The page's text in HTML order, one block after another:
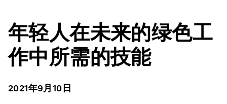
年轻人在未来的绿色工
作中所需的技能
2021年9月10日